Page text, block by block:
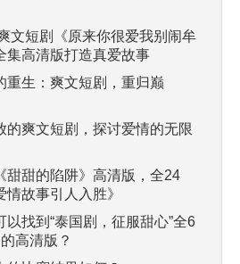
文短剧《原来你很爱我别闹牟
集高清版打造真爱故事
重生：爽文短剧，重归巅
的爽文短剧，探讨爱情的无限
甜甜的陷阱》高清版，全24
情故事引人入胜》
以找到“泰国剧，征服甜心”全6
高清版？